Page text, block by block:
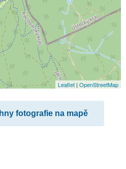
Leaflet | OpenStreetMap
fotografie na mapě